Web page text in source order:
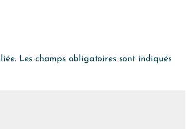
Les champs obligatoires sont indiqués